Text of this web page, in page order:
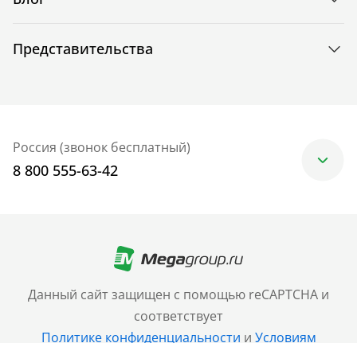
Данный сайт защищен с помощью reCAPTCHA и
соответствует
Политике конфиденциальности и Условиям
Представительства
Россия (звонок бесплатный)
8 800 555-63-42
+7 (499) 705-30-10
Санкт-Петербург
+7 (812) 600-77-33